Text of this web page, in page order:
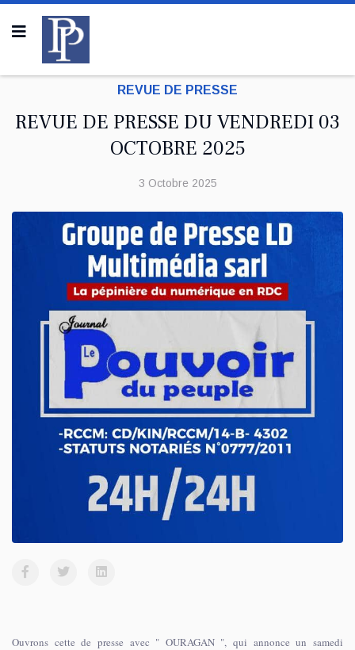
REVUE DE PRESSE
REVUE DE PRESSE DU VENDREDI 03
OCTOBRE 2025
3 Octobre 2025
Ouvrons cette de presse avec " OURAGAN ", qui annonce un samedi